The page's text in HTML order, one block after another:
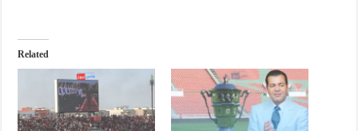
Related